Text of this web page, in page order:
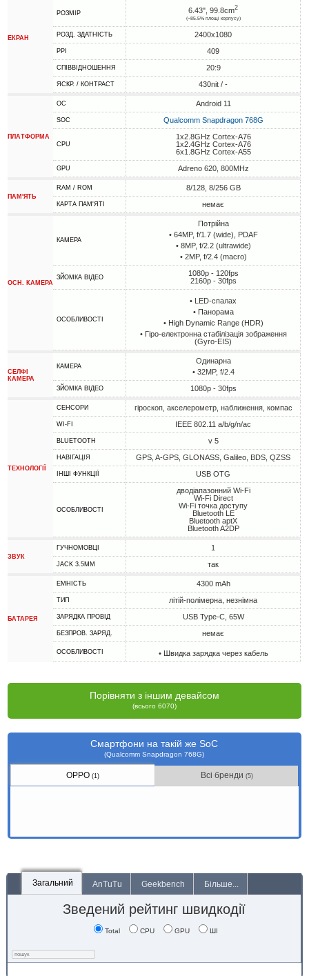
ЕКРАН
РОЗМІР 6.43", 99.8cm2
(~85.5% площі корпусу)
РОЗД. ЗДАТНІСТЬ 2400x1080
PPI 409
СПІВВІДНОШЕННЯ 20:9
ЯСКР. / КОНТРАСТ 430nit / -
ПЛАТФОРМА
ОС Android 11
SOC Qualcomm Snapdragon 768G
CPU
1x2.8GHz Cortex-A76
1x2.4GHz Cortex-A76
6x1.8GHz Cortex-A55
GPU Adreno 620, 800MHz
ПАМ'ЯТЬ
RAM / ROM 8/128, 8/256 GB
КАРТА ПАМ'ЯТІ немає
ОСН. КАМЕРА
КАМЕРА
Потрійна
• 64MP, f/1.7 (wide), PDAF
• 8MP, f/2.2 (ultrawide)
• 2MP, f/2.4 (macro)
ЗЙОМКА ВІДЕО
1080p - 120fps
2160p - 30fps
ОСОБЛИВОСТІ
• LED-спалах
• Панорама
• High Dynamic Range (HDR)
• Гіро-електронна стабілізація зображення
(Gyro-EIS)
СЕЛФІ
КАМЕРА
КАМЕРА
Одинарна
• 32MP, f/2.4
ЗЙОМКА ВІДЕО 1080p - 30fps
ТЕХНОЛОГІЇ
СЕНСОРИ гіроскоп, акселерометр, наближення, компас
WI-FI IEEE 802.11 a/b/g/n/ac
BLUETOOTH v 5
НАВІГАЦІЯ GPS, A-GPS, GLONASS, Galileo, BDS, QZSS
ІНШІ ФУНКЦІЇ USB OTG
ОСОБЛИВОСТІ
дводіапазонний Wi-Fi
Wi-Fi Direct
Wi-Fi точка доступу
Bluetooth LE
Bluetooth aptX
Bluetooth A2DP
ЗВУК
ГУЧНОМОВЦІ 1
JACK 3.5MM так
БАТАРЕЯ
ЕМНІСТЬ 4300 mAh
ТИП літій-полімерна, незнімна
ЗАРЯДКА ПРОВІД USB Type-C, 65W
БЕЗПРОВ. ЗАРЯД. немає
ОСОБЛИВОСТІ • Швидка зарядка через кабель
Порівняти з іншим девайсом
(всього 6070)
Смартфони на такій же SoC
(Qualcomm Snapdragon 768G)
OPPO(1) Всі бренди (5)
Загальний AnTuTu Geekbench Більше...
Зведений рейтинг швидкодії
Total CPU GPU ШІ